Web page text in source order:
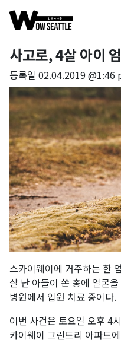
사고로, 4살 아이
등록일 02.04.2019 @1:46
스카이웨이에 거주하는 한
살 난 아들이 쏜 총에 얼굴
병원에서 입원 치료 중이다.
이번 사건은 토요일 오후 4
카이웨이 그린트리 아파트